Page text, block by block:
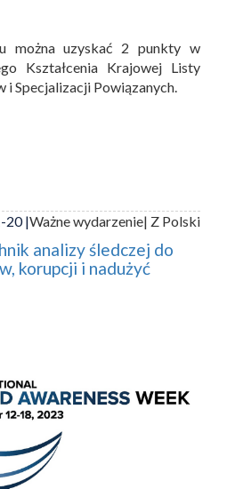
można uzyskać 2 punkty w
Kształcenia Krajowej Listy
Specjalizacji Powiązanych.
20 |Ważne wydarzenie| Z Polski
analizy śledczej do
korupcji i nadużyć